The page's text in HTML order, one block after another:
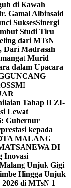
di Kawah
Gamal Albinsaid
SuksesSinergi
Studi Tiru
dari MTsN
Dari Madrasah
Murid
dalam Upacara
Tahap II ZI-
Lewat
Gubernur
kepada
MALANG
DI
Inovasi
Unjuk Gigi
Hingga Unjuk
di MTsN 1